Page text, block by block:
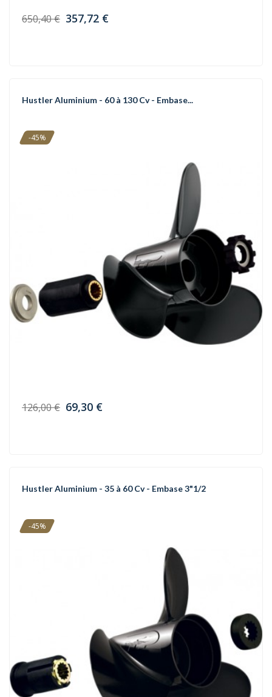
650,40 € 357,72 €
Hustler Aluminium - 60 à 130 Cv - Embase...
-45%
126,00 € 69,30 €
Hustler Aluminium - 35 à 60 Cv - Embase 3"1/2
-45%